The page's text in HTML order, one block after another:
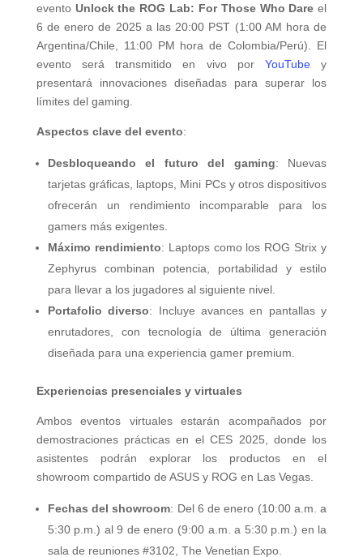
evento Unlock the ROG Lab: For Those Who Dare el
6 de enero de 2025 a las 20:00 PST (1:00 AM hora de
Argentina/Chile, 11:00 PM hora de Colombia/Perú). El
evento será transmitido en vivo por YouTube y
presentará innovaciones diseñadas para superar los
límites del gaming.
Aspectos clave del evento:
Desbloqueando el futuro del gaming: Nuevas
tarjetas gráficas, laptops, Mini PCs y otros dispositivos
ofrecerán un rendimiento incomparable para los
gamers más exigentes.
Máximo rendimiento: Laptops como los ROG Strix y
Zephyrus combinan potencia, portabilidad y estilo
para llevar a los jugadores al siguiente nivel.
Portafolio diverso: Incluye avances en pantallas y
enrutadores, con tecnología de última generación
diseñada para una experiencia gamer premium.
Experiencias presenciales y virtuales
Ambos eventos virtuales estarán acompañados por
demostraciones prácticas en el CES 2025, donde los
asistentes podrán explorar los productos en el
showroom compartido de ASUS y ROG en Las Vegas.
Fechas del showroom: Del 6 de enero (10:00 a.m. a
5:30 p.m.) al 9 de enero (9:00 a.m. a 5:30 p.m.) en la
sala de reuniones #3102, The Venetian Expo.